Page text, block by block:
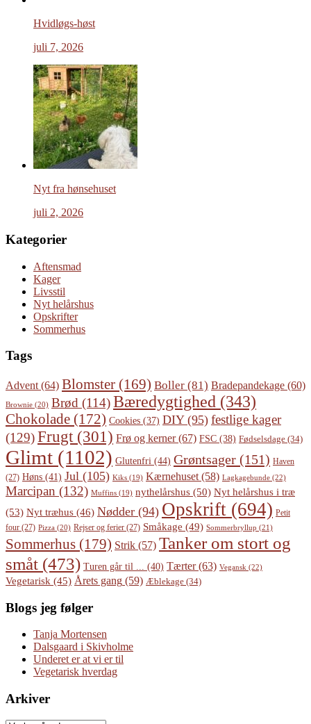
Hvidløgs-høst
juli 7, 2026
Nyt fra hønsehuset
juli 2, 2026
Kategorier
Aftensmad
Kager
Livsstil
Nyt helårshus
Opskrifter
Sommerhus
Tags
Advent (64) Blomster (169) Boller (81) Bradepandekage (60)
Brownie (20) Brød (114)Bæredygtighed (343)
Chokolade (172) Cookies (37) DIY(95) festlige kager
(129)Frugt (301) Frø og kerner(67) FSC (38) Fødselsdage (34)
Glimt (1102) Glutenfri (44) Grøntsager (151) Haven
(27) Høns (41) Jul (105) Kiks (19) Kærnehuset (58) Lagkagebunde (22)
Marcipan (132) Muffins (19) nythelårshus (50) Nyt helårshus i træ
(53) Nyt træhus (46) Nødder (94) Opskrift (694) Petit
four (27) Pizza (20) Rejser og ferier (27) Småkage (49) Sommerbryllup (21)
Sommerhus (179) Strik (57) Tanker om stort og
småt (473) Turen går til ... (40) Tærter(63) Vegansk (22)
Vegetarisk (45) Årets gang (59) Æblekage (34)
Blogs jeg følger
Tanja Mortensen
Dalsgaard i Skivholme
Underet er at vi er til
Vegetarisk hverdag
Arkiver